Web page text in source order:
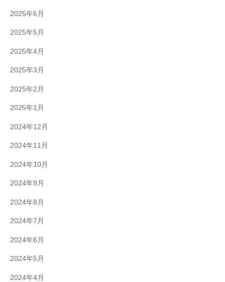
2025年6月
2025年5月
2025年4月
2025年3月
2025年2月
2025年1月
2024年12月
2024年11月
2024年10月
2024年9月
2024年8月
2024年7月
2024年6月
2024年5月
2024年4月